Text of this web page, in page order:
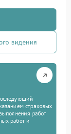
видения
страховых
работ
работ и